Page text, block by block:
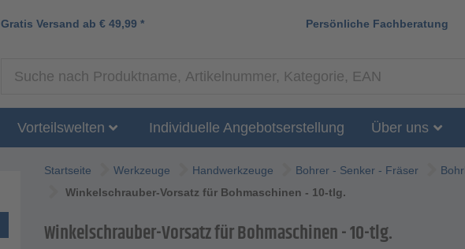
Gratis Versand ab € 49,99 * Persönliche Fachberatung
Vorteilswelten Individuelle Angebotserstellung Über uns
Startseite Werkzeuge Handwerkzeuge Bohrer - Senker - Fräser
Winkelschrauber-Vorsatz für Bohmaschinen - 10-tlg.
Winkelschrauber-Vorsatz für Bohmaschinen - 10-tlg.